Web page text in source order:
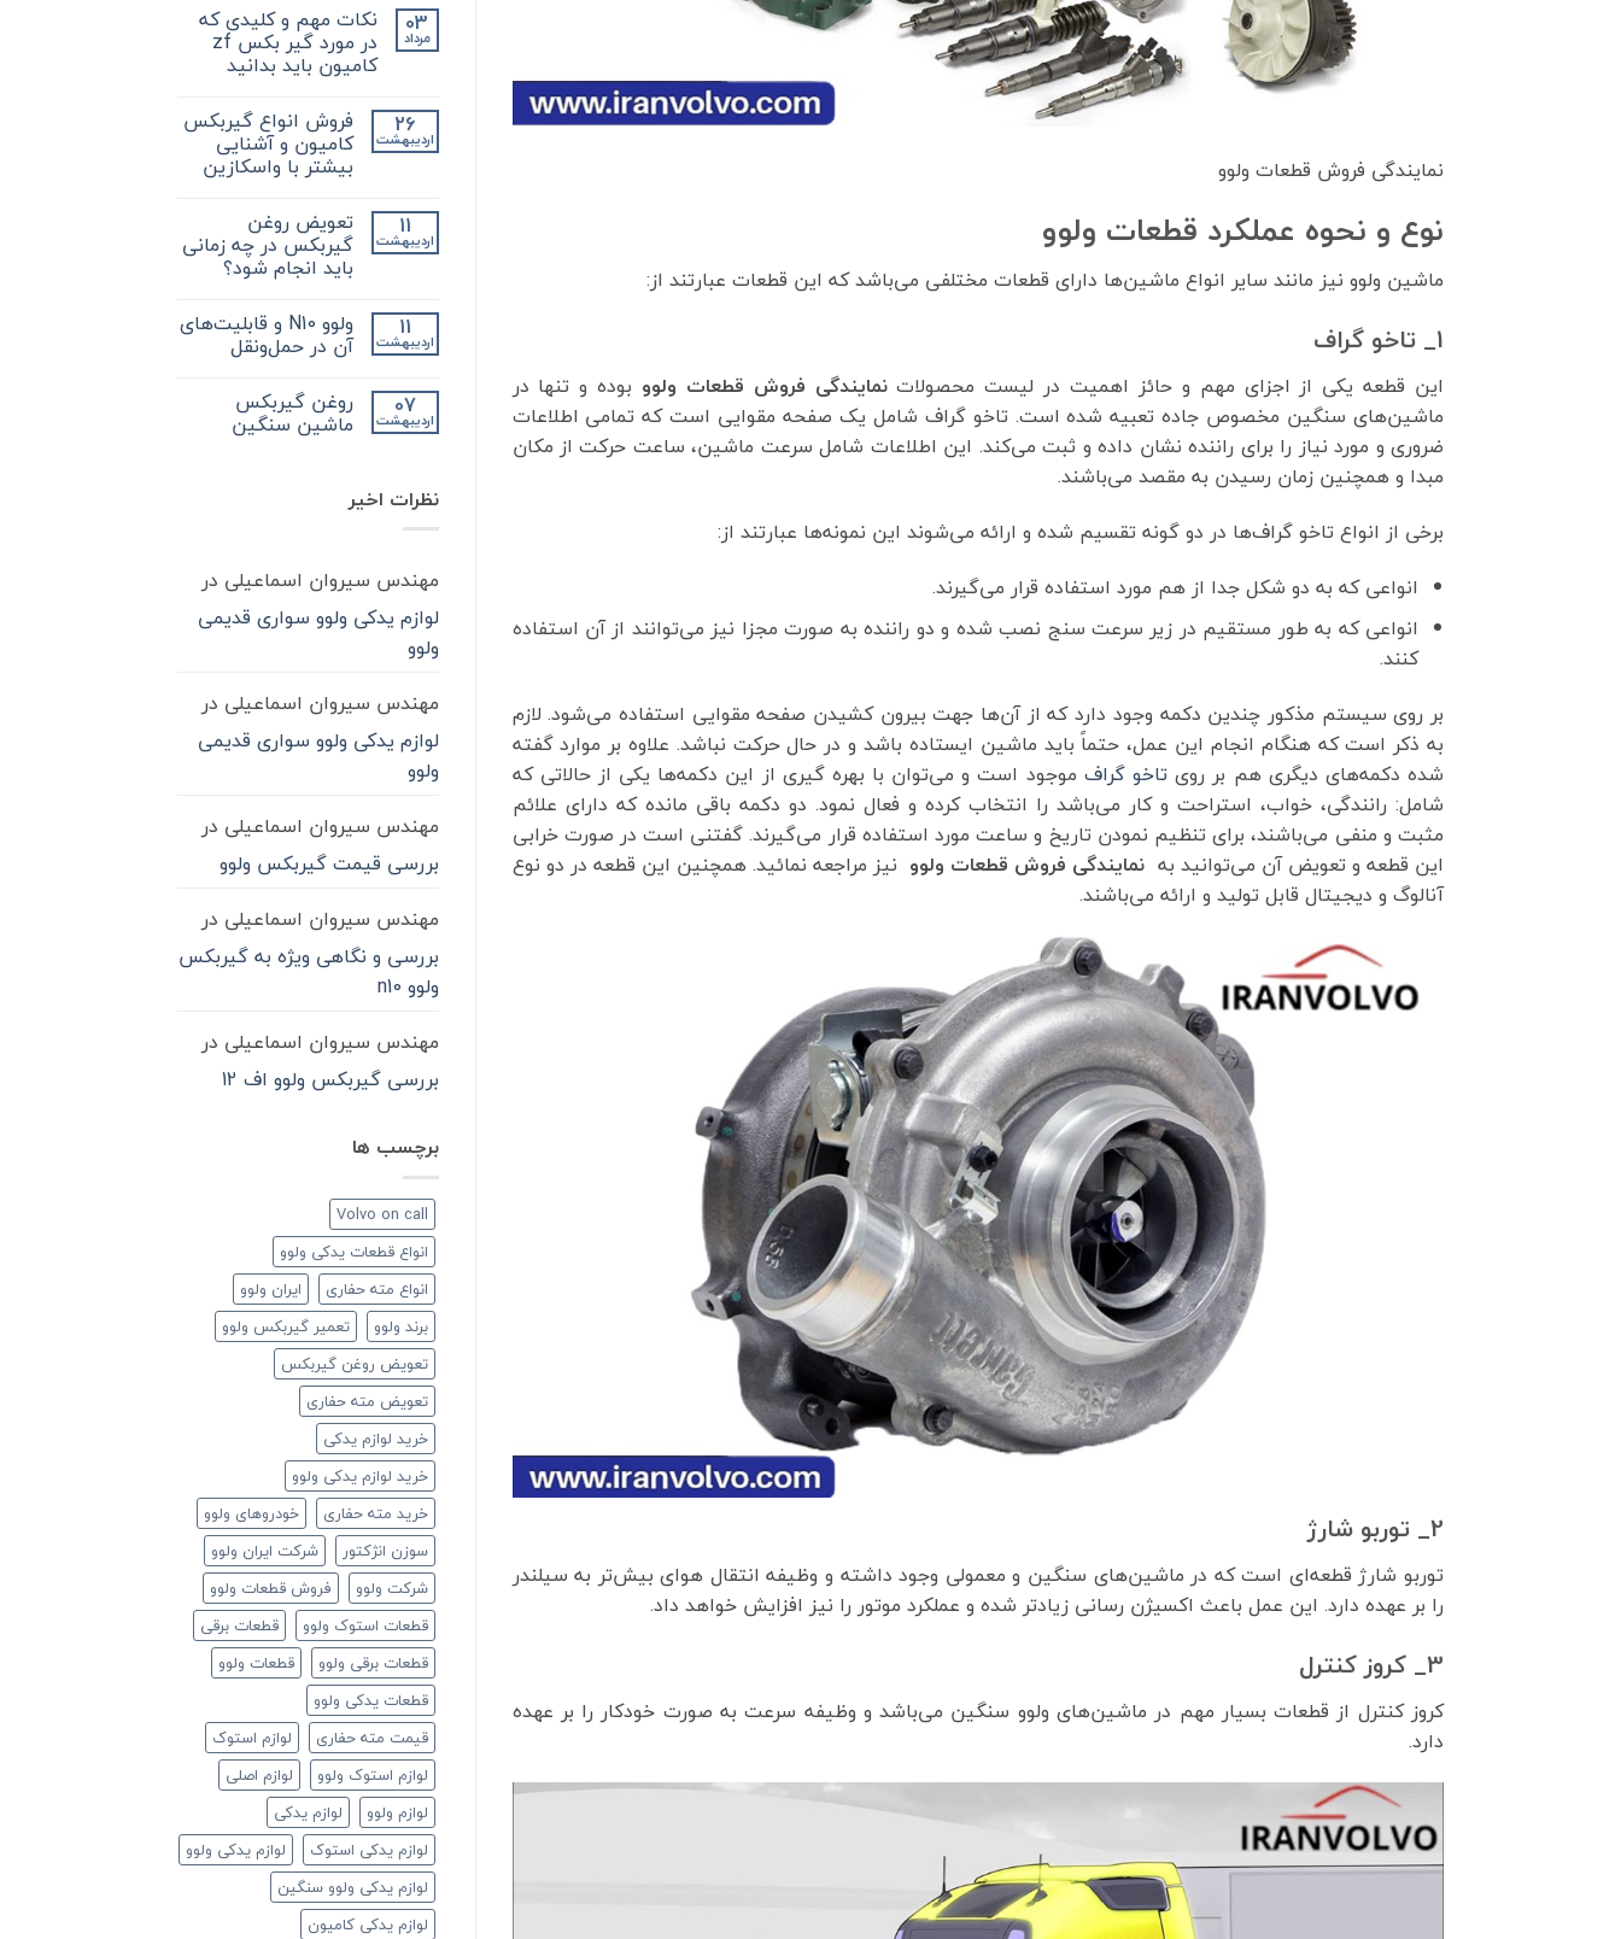
نمایندگی فروش قطعات ولوو
نوع و نحوه عملکرد قطعات ولوو
ماشین ولوو نیز مانند سایر انواع ماشین‌ها دارای قطعات مختلفی می‌باشد که این قطعات عبارتند از:
1_ تاخو گراف
این قطعه یکی از اجزای مهم و حائز اهمیت در لیست محصولاتنمایندگی فروش قطعات ولوو بوده و تنها در
ماشین‌های سنگین مخصوص جاده تعبیه شده است. تاخو گراف شامل یک صفحه مقوایی است که تمامی اطلاعات
ضروری و مورد نیاز را برای راننده نشان داده و ثبت می‌کند. این اطلاعات شامل سرعت ماشین، ساعت حرکت از مکان
مبدا و همچنین زمان رسیدن به مقصد می‌باشند.
برخی از انواع تاخو گراف‌ها در دو گونه تقسیم شده و ارائه می‌شوند این نمونه‌ها عبارتند از:
انواعی که به دو شکل جدا از هم مورد استفاده قرار می‌گیرند.
انواعی که به طور مستقیم در زیر سرعت سنج نصب شده و دو راننده به صورت مجزا نیز می‌توانند از آن استفاده
کنند.
بر روی سیستم مذکور چندین دکمه وجود دارد که از آن‌ها جهت بیرون کشیدن صفحه مقوایی استفاده می‌شود. لازم
به ذکر است که هنگام انجام این عمل، حتماً باید ماشین ایستاده باشد و در حال حرکت نباشد. علاوه بر موارد گفته
شده دکمه‌های دیگری هم بر روی تاخو گراف موجود است و می‌توان با بهره گیری از این دکمه‌ها یکی از حالاتی که
شامل: رانندگی، خواب، استراحت و کار می‌باشد را انتخاب کرده و فعال نمود. دو دکمه باقی مانده که دارای علائم
مثبت و منفی می‌باشند، برای تنظیم نمودن تاریخ و ساعت مورد استفاده قرار می‌گیرند. گفتنی است در صورت خرابی
این قطعه و تعویض آن می‌توانید به نمایندگی فروش قطعات ولوو نیز مراجعه نمائید. همچنین این قطعه در دو نوع
آنالوگ و دیجیتال قابل تولید و ارائه می‌باشند.
2_ توربو شارژ
توربو شارژ قطعه‌ای است که در ماشین‌های سنگین و معمولی وجود داشته و وظیفه انتقال هوای بیش‌تر به سیلندر
را بر عهده دارد. این عمل باعث اکسیژن رسانی زیادتر شده و عملکرد موتور را نیز افزایش خواهد داد.
3_ کروز کنترل
کروز کنترل از قطعات بسیار مهم در ماشین‌های ولوو سنگین می‌باشد و وظیفه سرعت به صورت خودکار را بر عهده
دارد.
03
مرداد
نکات مهم و کلیدی که
در مورد گیر بکس zf
کامیون باید بدانید
دیدگاهی
نکات
مهم
کلیدی
در
گیر
بکس
باید
بدانید
نشده 26
اردیبهشت
فروش انواع گیربکس
کامیون و آشنایی
بیشتر با واسکازین
برای
فروش
انواع
گیربکس
کامیون
آشنایی
بیشتر
با
واسکازین
ثبت
نشده 11
اردیبهشت
تعویض روغن
گیربکس در چه زمانی
باید انجام شود؟
برای
تعویض
روغن
چه
زمانی
باید
ثبت
نشده 11
اردیبهشت
ولوو N10 و قابلیت‌های
آن در حمل‌ونقل
برای
ولوو
N10
در
حمل‌ونقل
ثبت
نشده 07
اردیبهشت
روغن گیربکس
ماشین سنگین
روغن
گیربکس
نشدهنظرات اخیر
مهندس سیروان اسماعیلی در
لوازم یدکی ولوو سواری قدیمی
ولوو
مهندس سیروان اسماعیلی در
لوازم یدکی ولوو سواری قدیمی
ولوو
مهندس سیروان اسماعیلی در
بررسی قیمت گیربکس ولوو
مهندس سیروان اسماعیلی در
بررسی و نگاهی ویژه به گیربکس
ولوو n10
مهندس سیروان اسماعیلی در
بررسی گیربکس ولوو اف 12
برچسب ها
Volvo on call
انواع قطعات یدکی ولوو
انواع مته حفاری
ایران ولوو
برند ولوو
تعمیر گیربکس ولوو
تعویض روغن گیربکس
تعویض مته حفاری
خرید لوازم یدکی
خرید لوازم یدکی ولوو
خرید مته حفاری
خودروهای ولوو
سوزن انژکتور
شرکت ایران ولوو
شرکت ولوو
فروش قطعات ولوو
قطعات استوک ولوو
قطعات برقی
قطعات برقی ولوو
قطعات ولوو
قطعات یدکی ولوو
قیمت مته حفاری
لوازم استوک
لوازم استوک ولوو
لوازم اصلی
لوازم ولوو
لوازم یدکی
لوازم یدکی استوک
لوازم یدکی ولوو
لوازم یدکی ولوو سنگین
لوازم یدکی کامیون